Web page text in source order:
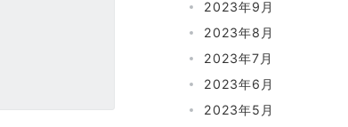
2023年9月
2023年8月
2023年7月
2023年6月
2023年5月